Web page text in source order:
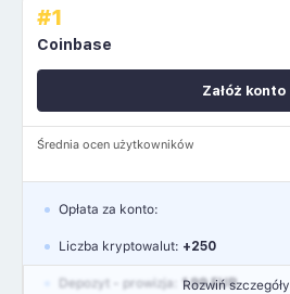
#1
Coinbase
Średnia ocen użytkowników
Załóż konto
Rozwiń szczegóły
Opłata za konto:
Liczba kryptowalut: +250
Depozyt - prowizja: 1.99 EUR